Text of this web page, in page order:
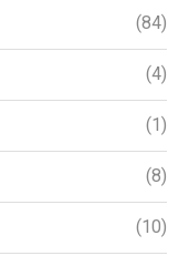
(84)
(4)
(1)
(8)
(10)